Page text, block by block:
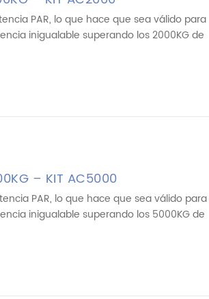
PAR, lo que hace que sea válido para
inigualable superando los 2000KG de
– KIT AC5000
PAR, lo que hace que sea válido
inigualable superando los 5000KG de